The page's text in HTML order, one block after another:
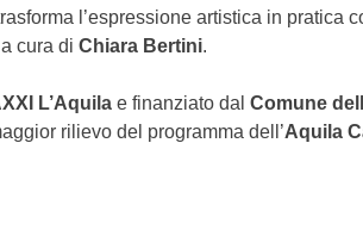
l’espressione artistica in pratica
cura di Chiara Bertini.
L’Aquila e finanziato dal Comune
rilievo del programma dell’Aquila